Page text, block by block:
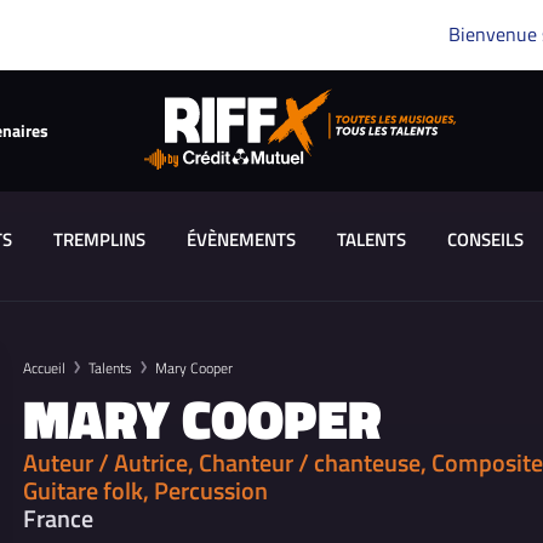
Bienvenue
TREMPLINS ÉVÈNEMENTS TALENTS CONSEILS
Accueil Talents Mary Cooper
MARY COOPER
Auteur / Autrice, Chanteur / chanteuse,
Guitare folk, Percussion
France